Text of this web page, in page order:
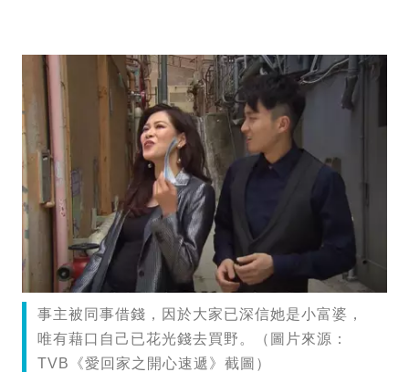
事主被同事借錢，因於大家已深信她是小富婆，
唯有藉口自己已花光錢去買野。（圖片來源：
TVB《愛回家之開心速遞》截圖）